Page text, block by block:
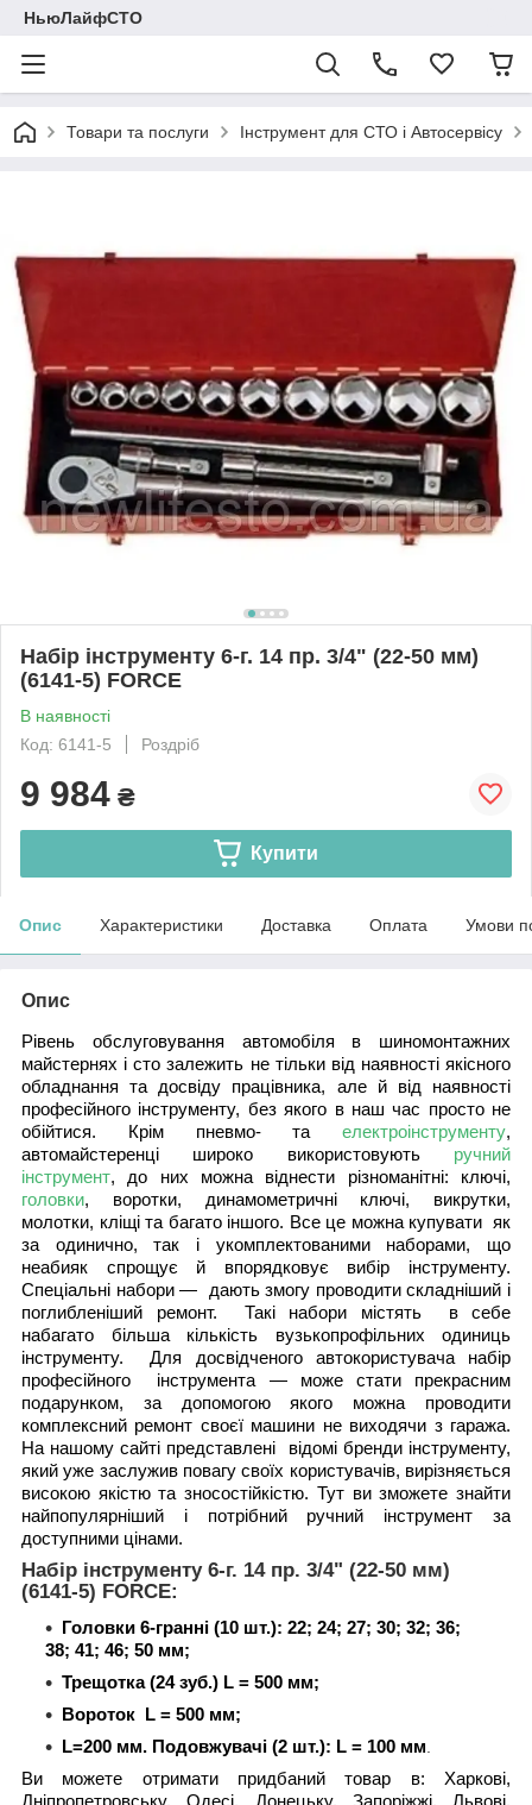
НьюЛайфСТО
Товари та послуги Інструмент для СТО і Автосервісу
Набір інструменту 6-г. 14 пр. 3/4" (22-50 мм)
(6141-5) FORCE
В наявності
Код: 6141-5
Роздріб
9 984 ₴
Купити
Опис Характеристики Доставка Оплата Умови
Опис
Рівень обслуговування автомобіля в шиномонтажних
майстернях і сто залежить не тільки від наявності якісного
обладнання та досвіду працівника, але й від наявності
професійного інструменту, без якого в наш час просто не
обійтися. Крім пневмо- та електроінструменту,
автомайстеренці широко використовують ручний
інструмент, до них можна віднести різноманітні: ключі,
головки, воротки, динамометричні ключі, викрутки,
молотки, кліщі та багато іншого. Все це можна купувати як
за одинично, так і укомплектованими наборами, що
неабияк спрощує й впорядковує вибір інструменту.
Спеціальні набори — дають змогу проводити складніший і
поглибленіший ремонт. Такі набори містять в себе
набагато більша кількість вузькопрофільних одиниць
інструменту. Для досвідченого автокористувача набір
професійного інструмента — може стати прекрасним
подарунком, за допомогою якого можна проводити
комплексний ремонт своєї машини не виходячи з гаража.
На нашому сайті представлені відомі бренди інструменту,
який уже заслужив повагу своїх користувачів, вирізняється
високою якістю та зносостійкістю. Тут ви зможете знайти
найпопулярніший і потрібний ручний інструмент за
доступними цінами.
Набір інструменту 6-г. 14 пр. 3/4" (22-50 мм)
(6141-5) FORCE:
Головки 6-гранні (10 шт.): 22; 24; 27; 30; 32; 36;
38; 41; 46; 50 мм;
Трещотка (24 зуб.) L = 500 мм;
Вороток L = 500 мм;
L=200 мм. Подовжувачі (2 шт.): L = 100 мм
Ви можете отримати придбаний товар в: Харкові,
Дніпропетровську, Одесі, Донецьку, Запоріжжі, Львові,